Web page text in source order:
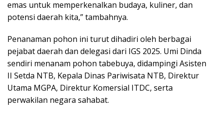
emas untuk memperkenalkan budaya, kuliner, dan
potensi daerah kita,” tambahnya.
Penanaman pohon ini turut dihadiri oleh berbagai
pejabat daerah dan delegasi dari IGS 2025. Umi Dinda
sendiri menanam pohon tabebuya, didampingi Asisten
II Setda NTB, Kepala Dinas Pariwisata NTB, Direktur
Utama MGPA, Direktur Komersial ITDC, serta
perwakilan negara sahabat.